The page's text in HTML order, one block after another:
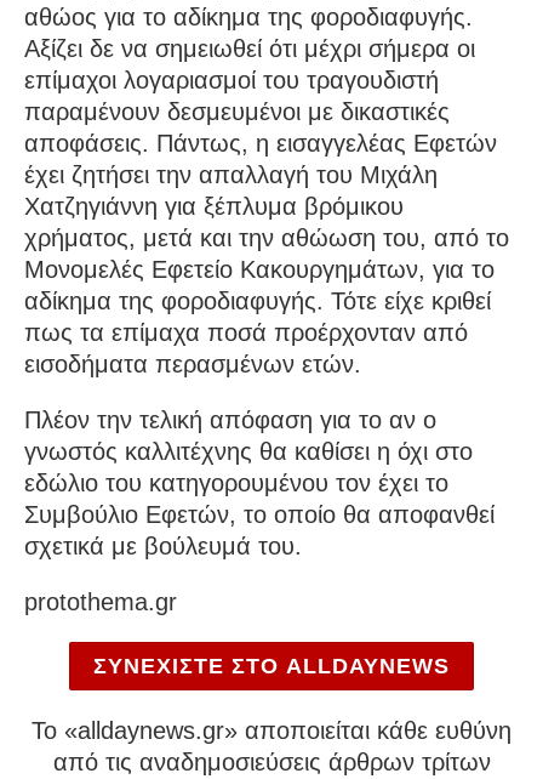
αθώος για το αδίκημα της φοροδιαφυγής.
Αξίζει δε να σημειωθεί ότι μέχρι σήμερα οι
επίμαχοι λογαριασμοί του τραγουδιστή
παραμένουν δεσμευμένοι με δικαστικές
αποφάσεις. Πάντως, η εισαγγελέας Εφετών
έχει ζητήσει την απαλλαγή του Μιχάλη
Χατζηγιάννη για ξέπλυμα βρόμικου
χρήματος, μετά και την αθώωση του, από το
Μονομελές Εφετείο Κακουργημάτων, για το
αδίκημα της φοροδιαφυγής. Τότε είχε κριθεί
πως τα επίμαχα ποσά προέρχονταν από
εισοδήματα περασμένων ετών.
Πλέον την τελική απόφαση για το αν ο
γνωστός καλλιτέχνης θα καθίσει η όχι στο
εδώλιο του κατηγορουμένου τον έχει το
Συμβούλιο Εφετών, το οποίο θα αποφανθεί
σχετικά με βούλευμά του.
protothema.gr
ΣΥΝΕΧΙΣΤΕ ΣΤΟ ALLDAYNEWS
To «alldaynews.gr» αποποιείται κάθε ευθύνη
από τις αναδημοσιεύσεις άρθρων τρίτων